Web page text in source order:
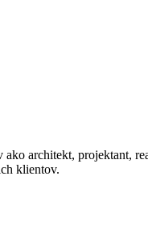
architekt, projektant,
klientov.